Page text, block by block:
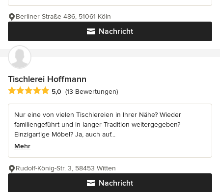
Nachricht
Berliner Straße 486, 51061 Köln
Tischlerei Hoffmann
Durchschnittliche Bewertung: 5 von 5 Sternen
5,0 (13 Bewertungen)
Nur eine von vielen Tischlereien in Ihrer Nähe? Wieder
familiengeführt und in langer Tradition weitergegeben?
Einzigartige Möbel? Ja, auch auf...
Mehr
Nachricht
Rudolf-König-Str. 3, 58453 Witten